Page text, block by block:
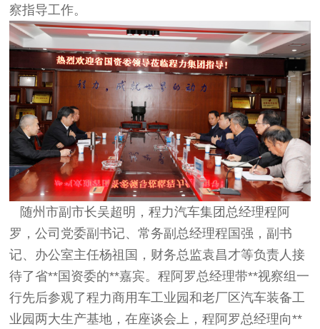
察指导工作。
随州市副市长吴超明，程力汽车集团总经理程阿
罗，公司党委副书记、常务副总经理程国强，副书
记、办公室主任杨祖国，财务总监袁昌才等负责人接
待了省**国资委的**嘉宾。程阿罗总经理带**视察组一
行先后参观了程力商用车工业园和老厂区汽车装备工
业园两大生产基地，在座谈会上，程阿罗总经理向**